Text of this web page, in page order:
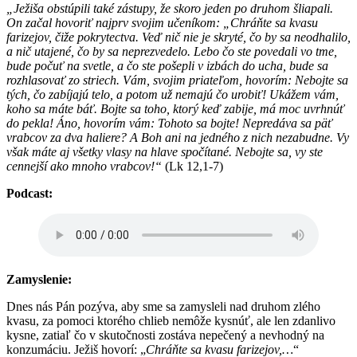
„Ježiša obstúpili také zástupy, že skoro jeden po druhom šliapali.
On začal hovoriť najprv svojim učeníkom: „Chráňte sa kvasu
farizejov, čiže pokrytectva. Veď nič nie je skryté, čo by sa neodhalilo,
a nič utajené, čo by sa neprezvedelo. Lebo čo ste povedali vo tme,
bude počuť na svetle, a čo ste pošepli v izbách do ucha, bude sa
rozhlasovať zo striech. Vám, svojim priateľom, hovorím: Nebojte sa
tých, čo zabíjajú telo, a potom už nemajú čo urobiť! Ukážem vám,
koho sa máte báť. Bojte sa toho, ktorý keď zabije, má moc uvrhnúť
do pekla! Áno, hovorím vám: Tohoto sa bojte! Nepredáva sa päť
vrabcov za dva haliere? A Boh ani na jedného z nich nezabudne. Vy
však máte aj všetky vlasy na hlave spočítané. Nebojte sa, vy ste
cennejší ako mnoho vrabcov!“ (Lk 12,1-7)
Podcast:
Zamyslenie:
Dnes nás Pán pozýva, aby sme sa zamysleli nad druhom zlého
kvasu, za pomoci ktorého chlieb nemôže kysnúť, ale len zdanlivo
kysne, zatiaľ čo v skutočnosti zostáva nepečený a nevhodný na
konzumáciu. Ježiš hovorí: „Chráňte sa kvasu farizejov,…“